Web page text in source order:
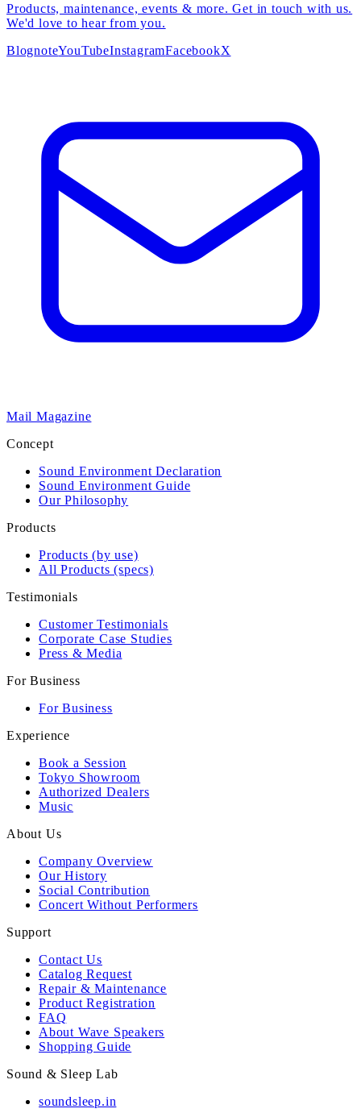
Products, maintenance, events & more. Get in touch with us.
We'd love to hear from you.
BlognoteYouTubeInstagramFacebookX
Mail Magazine
Concept
Sound Environment Declaration
Sound Environment Guide
Our Philosophy
Products
Products (by use)
All Products (specs)
Testimonials
Customer Testimonials
Corporate Case Studies
Press & Media
For Business
For Business
Experience
Book a Session
Tokyo Showroom
Authorized Dealers
Music
About Us
Company Overview
Our History
Social Contribution
Concert Without Performers
Support
Contact Us
Catalog Request
Repair & Maintenance
Product Registration
FAQ
About Wave Speakers
Shopping Guide
Sound & Sleep Lab
soundsleep.in